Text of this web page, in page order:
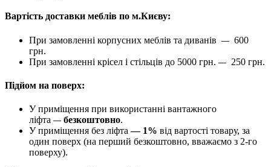
Вартість доставки меблів по м.Києву:
При замовленні корпусних меблів та диванів — 600
грн.
При замовленні крісел і стільців до 5000 грн. — 250 грн.
Підйом на поверх:
У приміщення при використанні вантажного
ліфта — безкоштовно.
У приміщення без ліфта— 1% від вартості товару, за
один поверх (на перший безкоштовно, вважаємо з 2-го
поверху).